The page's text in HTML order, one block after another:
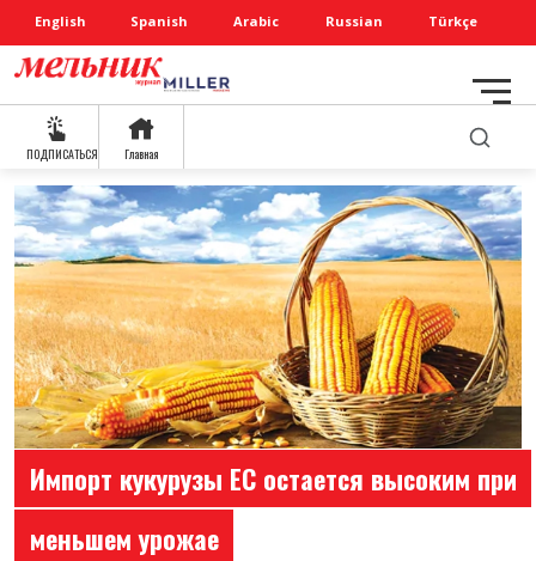
English Spanish Arabic Russian Türkçe
ПОДПИСАТЬСЯ Главная
Импорт кукурузы ЕС остается высоким при
меньшем урожае